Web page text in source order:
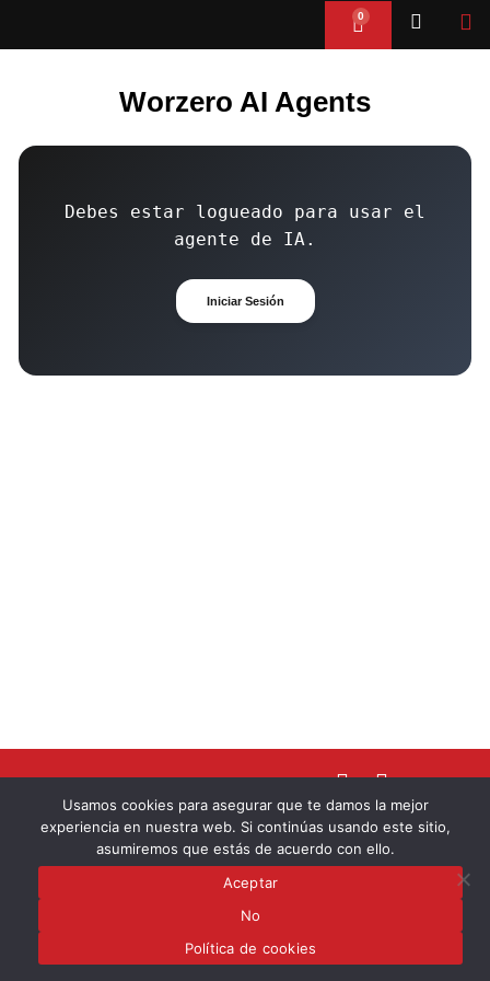
contenido
0
Cart
Worzero AI Agents
Debes estar logueado para usar el
agente de IA.
Iniciar Sesión
I
n
s
t
a
S
p
o
t
i
info@worzero.es
Política de Cookies
Copyright © 2022. Worzero. Todos los derechos reservados.
Usamos cookies para asegurar que te damos la mejor
experiencia en nuestra web. Si continúas usando este sitio,
asumiremos que estás de acuerdo con ello.
Aceptar
No
Política de cookies